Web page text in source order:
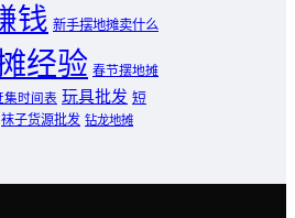
钱 新手摆地摊卖什么
经验 春节摆地摊
集时间表 玩具批发 短
袜子货源批发 钻龙地摊